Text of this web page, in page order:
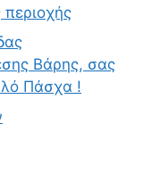
Βάρης, σας
Πάσχα !